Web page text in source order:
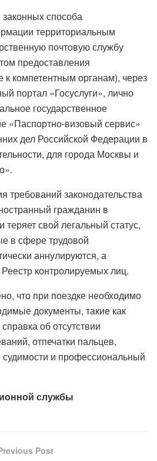
способа
территориальным
почтовую службу
предоставления
компетентным органам), через
портал «Госуслуги», лично
государственное
«Паспортно-визовый сервис»
дел Российской Федерации в
для города Москвы и
требований законодательства
гражданин в
свой легальный статус,
в сфере трудовой
аннулируются, а
контролируемых лиц.
что при поездке необходимо
документы, такие как
об отсутствии
отпечатки пальцев,
судимости и профессиональный
службы
Post